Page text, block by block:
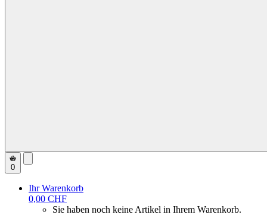
0
Ihr Warenkorb
0,00 CHF
Sie haben noch keine Artikel in Ihrem Warenkorb.